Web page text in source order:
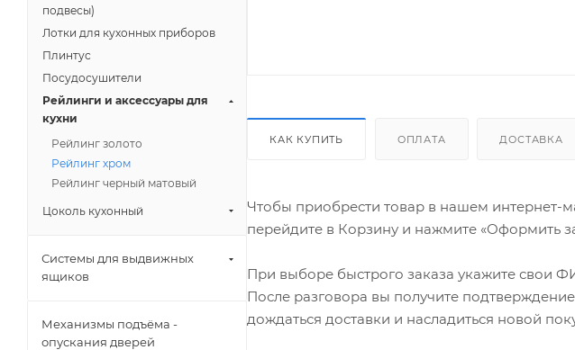
КАК КУПИТЬ ОПЛАТА ДОСТАВКА
Чтобы приобрести товар в нашем интернет-
перейдите в Корзину и нажмите «Оформить
При выборе быстрого заказа укажите свои
После разговора вы получите
дождаться доставки и насладиться новой
подвесы)
Лотки для кухонных приборов
Плинтус
Посудосушители
Рейлинги и аксессуары для
кухни
Рейлинг золото
Рейлинг хром
Рейлинг черный матовый
Цоколь кухонный
Системы для выдвижных
ящиков
Механизмы подъёма -
опускания дверей